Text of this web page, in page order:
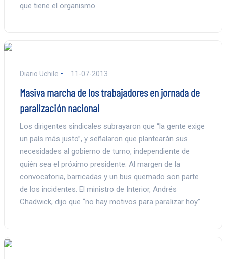
que tiene el organismo.
Diario Uchile 11-07-2013
Masiva marcha de los trabajadores en jornada de
paralización nacional
Los dirigentes sindicales subrayaron que “la gente exige
un país más justo”, y señalaron que plantearán sus
necesidades al gobierno de turno, independiente de
quién sea el próximo presidente. Al margen de la
convocatoria, barricadas y un bus quemado son parte
de los incidentes. El ministro de Interior, Andrés
Chadwick, dijo que “no hay motivos para paralizar hoy”.